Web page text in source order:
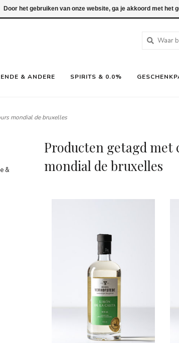
& ANDERE SPIRITS & 0.0%
mondial de bruxelles
&
Producten getagd met
mondial de bruxelles
Door het gebruiken van onze website, ga je akkoord met